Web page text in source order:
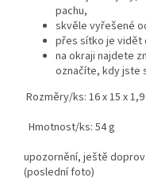
pachu,
skvěle vyřešené
přes sítko je vidět
na okraji najdete
označíte, kdy jste
Rozměry/ks: 16 x 15 x
Hmotnost/ks: 54 g
upozornění, ještě
(poslední foto)